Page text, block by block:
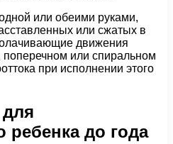
или обеими руками,
или сжатых в
движения
или спиральном
при исполнении этого
ребенка до года